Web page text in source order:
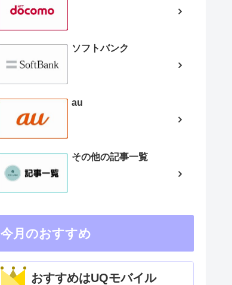
ソフトバンク
au
その他の記事一覧
今月のおすすめ
おすすめはUQモバイル